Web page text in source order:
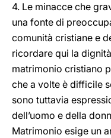
4. Le minacce che
una fonte di
comunità cristiane e
ricordare qui la
matrimonio cristiano
che a volte è difficile
sono tuttavia
dell’uomo e della
Matrimonio esige un